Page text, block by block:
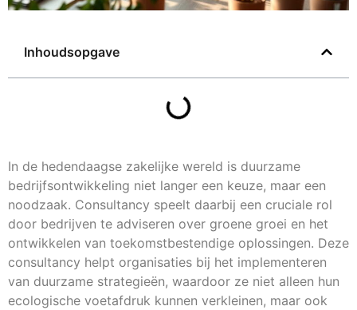
Inhoudsopgave
In de hedendaagse zakelijke wereld is duurzame
bedrijfsontwikkeling niet langer een keuze, maar een
noodzaak. Consultancy speelt daarbij een cruciale rol
door bedrijven te adviseren over groene groei en het
ontwikkelen van toekomstbestendige oplossingen. Deze
consultancy helpt organisaties bij het implementeren
van duurzame strategieën, waardoor ze niet alleen hun
ecologische voetafdruk kunnen verkleinen, maar ook